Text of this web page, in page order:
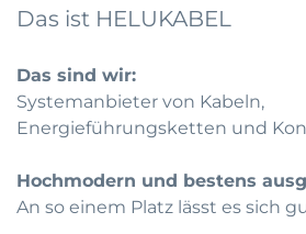
Das ist HELUKABEL
Das sind wir:
Systemanbieter von Kabeln,
Energieführungsketten und
Hochmodern und bestens
An so einem Platz lässt es sich